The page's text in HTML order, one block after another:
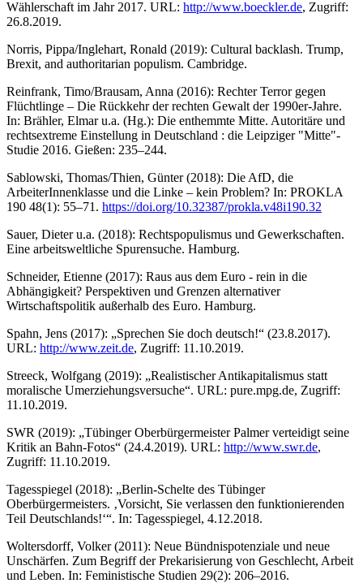
Wählerschaft im Jahr 2017. URL: http://www.boeckler.de, Zugriff:
26.8.2019.
Norris, Pippa/Inglehart, Ronald (2019): Cultural backlash. Trump,
Brexit, and authoritarian populism. Cambridge.
Reinfrank, Timo/Brausam, Anna (2016): Rechter Terror gegen
Flüchtlinge – Die Rückkehr der rechten Gewalt der 1990er-Jahre.
In: Brähler, Elmar u.a. (Hg.): Die enthemmte Mitte. Autoritäre und
rechtsextreme Einstellung in Deutschland : die Leipziger "Mitte"-
Studie 2016. Gießen: 235–244.
Sablowski, Thomas/Thien, Günter (2018): Die AfD, die
ArbeiterInnenklasse und die Linke – kein Problem? In: PROKLA
190 48(1): 55–71. https://doi.org/10.32387/prokla.v48i190.32
Sauer, Dieter u.a. (2018): Rechtspopulismus und Gewerkschaften.
Eine arbeitsweltliche Spurensuche. Hamburg.
Schneider, Etienne (2017): Raus aus dem Euro - rein in die
Abhängigkeit? Perspektiven und Grenzen alternativer
Wirtschaftspolitik außerhalb des Euro. Hamburg.
Spahn, Jens (2017): „Sprechen Sie doch deutsch!“ (23.8.2017).
URL: http://www.zeit.de, Zugriff: 11.10.2019.
Streeck, Wolfgang (2019): „Realistischer Antikapitalismus statt
moralische Umerziehungsversuche“. URL: pure.mpg.de, Zugriff:
11.10.2019.
SWR (2019): „Tübinger Oberbürgermeister Palmer verteidigt seine
Kritik an Bahn-Fotos“ (24.4.2019). URL: http://www.swr.de,
Zugriff: 11.10.2019.
Tagesspiegel (2018): „Berlin-Schelte des Tübinger
Oberbürgermeisters. ‚Vorsicht, Sie verlassen den funktionierenden
Teil Deutschlands!‘“. In: Tagesspiegel, 4.12.2018.
Woltersdorff, Volker (2011): Neue Bündnispotenziale und neue
Unschärfen. Zum Begriff der Prekarisierung von Geschlecht, Arbeit
und Leben. In: Feministische Studien 29(2): 206–2016.